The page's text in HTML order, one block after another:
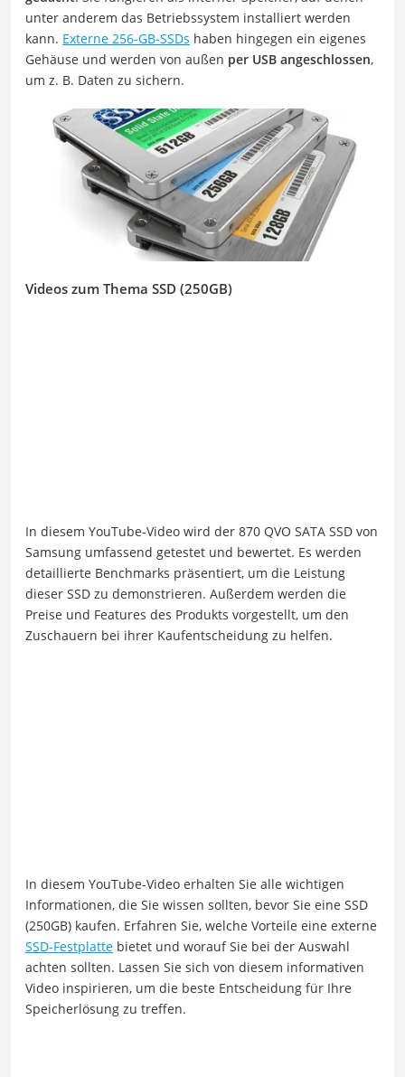
unter anderem das Betriebssystem installiert werden
kann. Externe 256-GB-SSDs haben hingegen ein eigenes
Gehäuse und werden von außen per USB angeschlossen,
um z. B. Daten zu sichern.
Videos zum Thema SSD (250GB)
In diesem YouTube-Video wird der 870 QVO SATA SSD von
Samsung umfassend getestet und bewertet. Es werden
detaillierte Benchmarks präsentiert, um die Leistung
dieser SSD zu demonstrieren. Außerdem werden die
Preise und Features des Produkts vorgestellt, um den
Zuschauern bei ihrer Kaufentscheidung zu helfen.
In diesem YouTube-Video erhalten Sie alle wichtigen
Informationen, die Sie wissen sollten, bevor Sie eine SSD
(250GB) kaufen. Erfahren Sie, welche Vorteile eine externe
SSD-Festplatte bietet und worauf Sie bei der Auswahl
achten sollten. Lassen Sie sich von diesem informativen
Video inspirieren, um die beste Entscheidung für Ihre
Speicherlösung zu treffen.